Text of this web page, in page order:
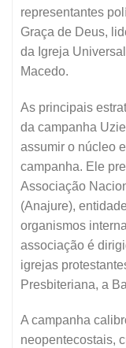
representantes
Graça de Deus,
da Igreja
Macedo.
As principais
da campanha
assumir o núcleo
campanha. Ele
Associação
(Anajure),
organismos
associação é
igrejas
Presbiteriana, a
A campanha
neopentecostais,